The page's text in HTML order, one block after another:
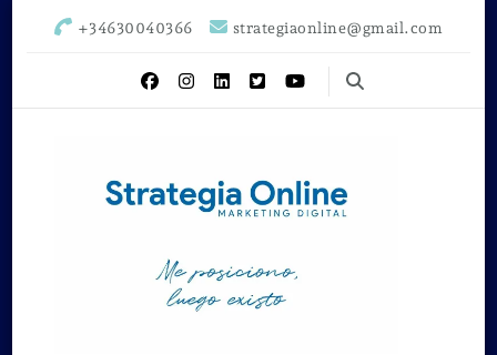
+34630040366 strategiaonline@gmail.com